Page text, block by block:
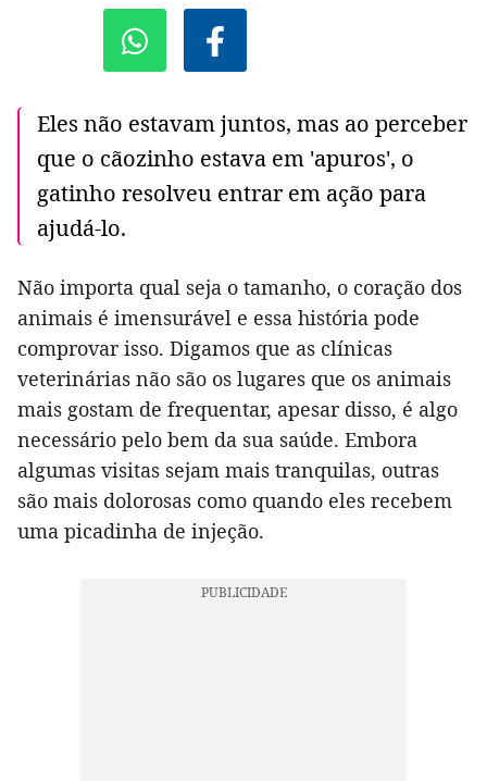
Eles não estavam juntos, mas ao perceber
que o cãozinho estava em 'apuros', o
gatinho resolveu entrar em ação para
ajudá-lo.
Não importa qual seja o tamanho, o coração dos
animais é imensurável e essa história pode
comprovar isso. Digamos que as clínicas
veterinárias não são os lugares que os animais
mais gostam de frequentar, apesar disso, é algo
necessário pelo bem da sua saúde. Embora
algumas visitas sejam mais tranquilas, outras
são mais dolorosas como quando eles recebem
uma picadinha de injeção.